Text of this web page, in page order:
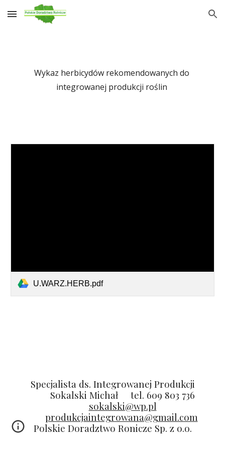
Skip to main content Skip to navigation
Wykaz herbicydów rekomendowanych do
integrowanej produkcji roślin
U.WARZ.HERB.pdf
Specjalista ds. Integrowanej Produkcji
Sokalski Michał
tel. 609 803 736
sokalski@wp.pl
produkcjaintegrowana@gmail.com
Polskie Doradztwo Ronicze Sp. z o.o.